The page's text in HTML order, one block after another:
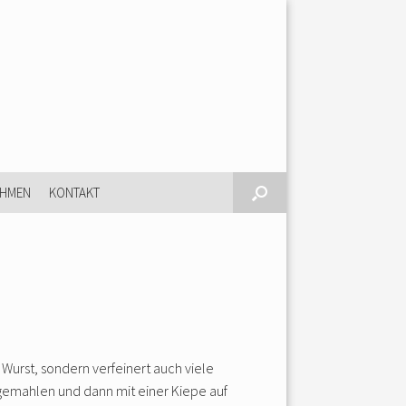
KONTAKT
sondern verfeinert auch viele
und dann mit einer Kiepe auf